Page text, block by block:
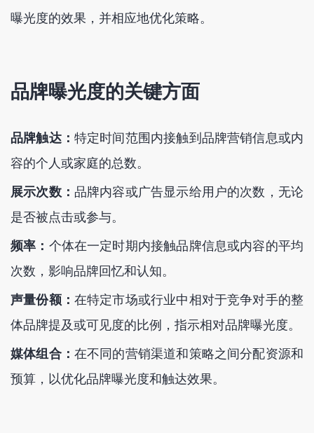
曝光度的效果，并相应地优化策略。
品牌曝光度的关键方面
品牌触达： 特定时间范围内接触到品牌营销信息或内
容的个人或家庭的总数。
展示次数： 品牌内容或广告显示给用户的次数，无论
是否被点击或参与。
频率： 个体在一定时期内接触品牌信息或内容的平均
次数，影响品牌回忆和认知。
声量份额： 在特定市场或行业中相对于竞争对手的整
体品牌提及或可见度的比例，指示相对品牌曝光度。
媒体组合： 在不同的营销渠道和策略之间分配资源和
预算，以优化品牌曝光度和触达效果。